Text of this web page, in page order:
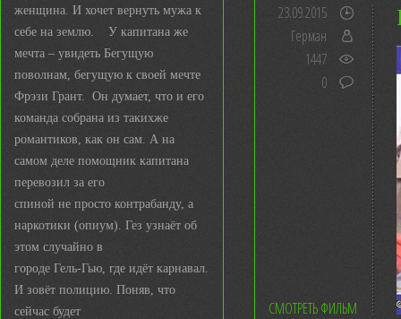
женщина. И хочет вернуть мужа к
себе на землю. У капитана же
мечта – увидеть Бегущую
поволнам, бегущую к своей мечте
Фрэзи Грант. Он думает, что и его
команда собрана из такихже
романтиков, как он сам. А на
самом деле помощник капитана
перевозил за его
спиной не просто контрабанду, а
наркотики (опиум). Гез узнаёт об
этом случайно в
городе Гель-Гью, где идёт карнавал.
И зовёт полицию. Поняв, что
сейчас будет
23.09.2015
Герман
1447
0
СМОТРЕТЬ ФИЛЬМ